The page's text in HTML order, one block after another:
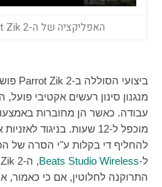
האפליקציה של ה-Parrot Zik 2 (צילום: גד גניר)
ביצועי הסוללה ב-Parrot Zik 2
עבודה. כאשר הן מחוברות
מוכפל ל-12 שעות. בניגוד
להחליף די בקלות ע"י הסרה של
ל-Beats Studio Wireless, ה-Zik 2
התרוקנה לחלוטין, אם כי